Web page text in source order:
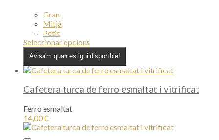
Gran
Mitjà
Petit
Seleccionar opcions
Avisa'm quan estigui disponible!
Cafetera turca de ferro esmaltat i vitrificat
Ferro esmaltat
14,00€